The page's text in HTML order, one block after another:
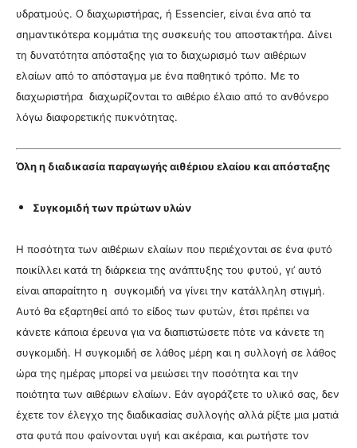
υδρατμούς. Ο διαχωριστήρας, ή Essencier, είναι ένα από τα
σημαντικότερα κομμάτια της συσκευής του αποστακτήρα. Δίνει
τη δυνατότητα απόσταξης για το διαχωρισμό των αιθέριων
ελαίων από το απόσταγμα με ένα παθητικό τρόπο. Με το
διαχωριστήρα διαχωρίζονται το αιθέριο έλαιο από το ανθόνερο
λόγω διαφορετικής πυκνότητας.
Όλη η διαδικασία παραγωγής αιθέριου ελαίου και απόσταξης
Συγκομιδή των πρώτων υλών
Η ποσότητα των αιθέριων ελαίων που περιέχονται σε ένα φυτό
ποικίλλει κατά τη διάρκεια της ανάπτυξης του φυτού, γι’ αυτό
είναι απαραίτητο η συγκομιδή να γίνει την κατάλληλη στιγμή.
Αυτό θα εξαρτηθεί από το είδος των φυτών, έτσι πρέπει να
κάνετε κάποια έρευνα για να διαπιστώσετε πότε να κάνετε τη
συγκομιδή. Η συγκομιδή σε λάθος μέρη και η συλλογή σε λάθος
ώρα της ημέρας μπορεί να μειώσει την ποσότητα και την
ποιότητα των αιθέριων ελαίων. Εάν αγοράζετε το υλικό σας, δεν
έχετε τον έλεγχο της διαδικασίας συλλογής αλλά ρίξτε μια ματιά
στα φυτά που φαίνονται υγιή και ακέραια, και ρωτήστε τον